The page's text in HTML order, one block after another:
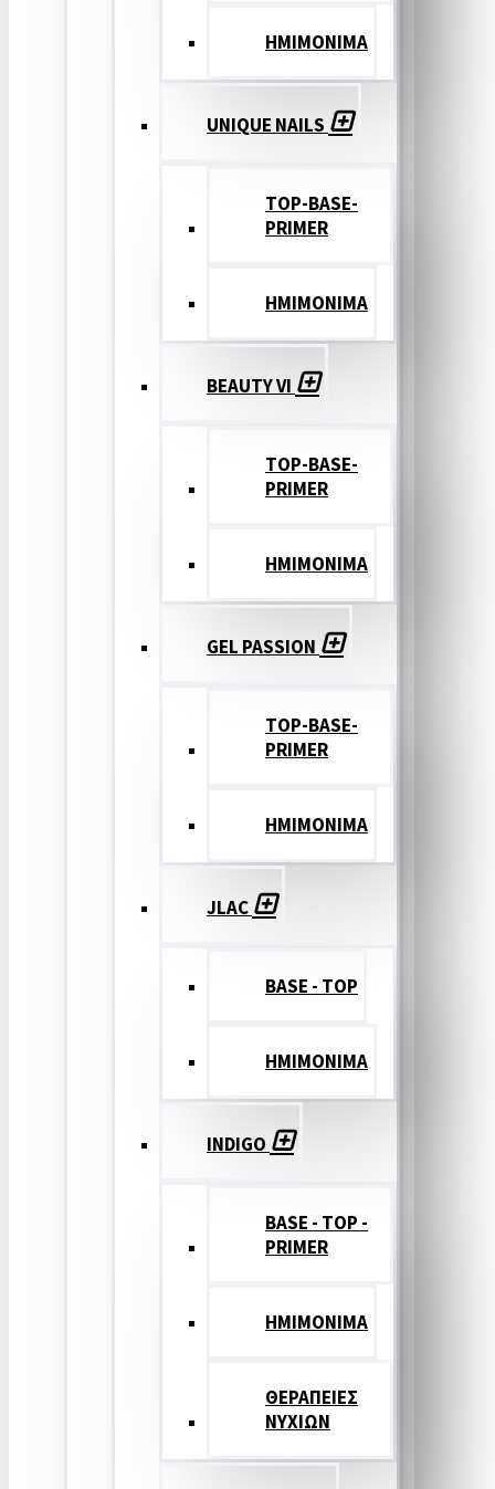
ΗΜΙΜΟΝΙΜΑ
UNIQUE NAILS
TOP-BASE-
PRIMER
ΗΜΙΜΟΝΙΜΑ
BEAUTY VI
TOP-BASE-
PRIMER
ΗΜΙΜΟΝΙΜΑ
GEL PASSION
TOP-BASE-
PRIMER
ΗΜΙΜΟΝΙΜΑ
JLAC
BASE - TOP
ΗΜΙΜΟΝΙΜΑ
INDIGO
BASE - TOP -
PRIMER
HMIMONIMA
ΘΕΡΑΠΕΙΕΣ
ΝΥΧΙΩΝ